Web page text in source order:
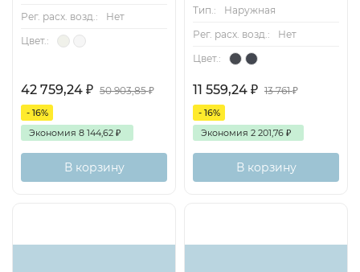
Рег. расх. возд.:
Нет
Цвет.:
42 759,24 ₽ 50 903,85₽
- 16%
Экономия 8 144,62 ₽
В корзину
Тип.:
Наружная
Рег. расх. возд.:
Нет
Цвет.:
11 559,24 ₽ 13 761₽
- 16%
Экономия 2 201,76 ₽
В корзину